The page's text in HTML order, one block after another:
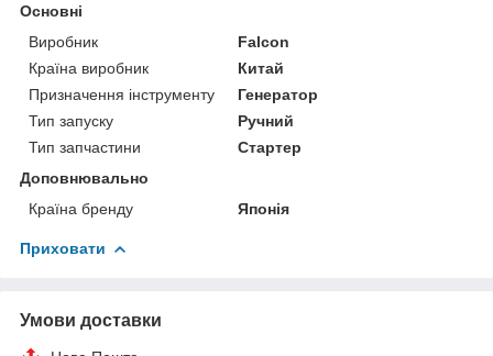
Основні
Виробник
Falcon
Країна виробник
Китай
Призначення інструменту
Генератор
Тип запуску
Ручний
Тип запчастини
Стартер
Доповнювально
Країна бренду
Японія
Приховати
Умови доставки